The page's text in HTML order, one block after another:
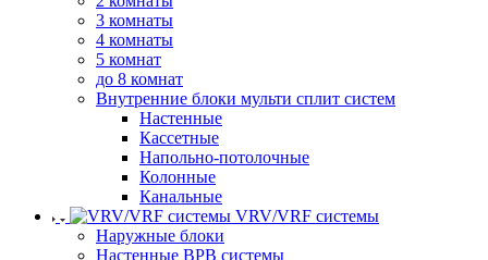
3 комнаты
4 комнаты
5 комнат
до 8 комнат
Внутренние блоки мульти сплит систем
Настенные
Кассетные
Напольно-потолочные
Колонные
Канальные
VRV/VRF системы
Наружные блоки
Настенные ВРВ системы